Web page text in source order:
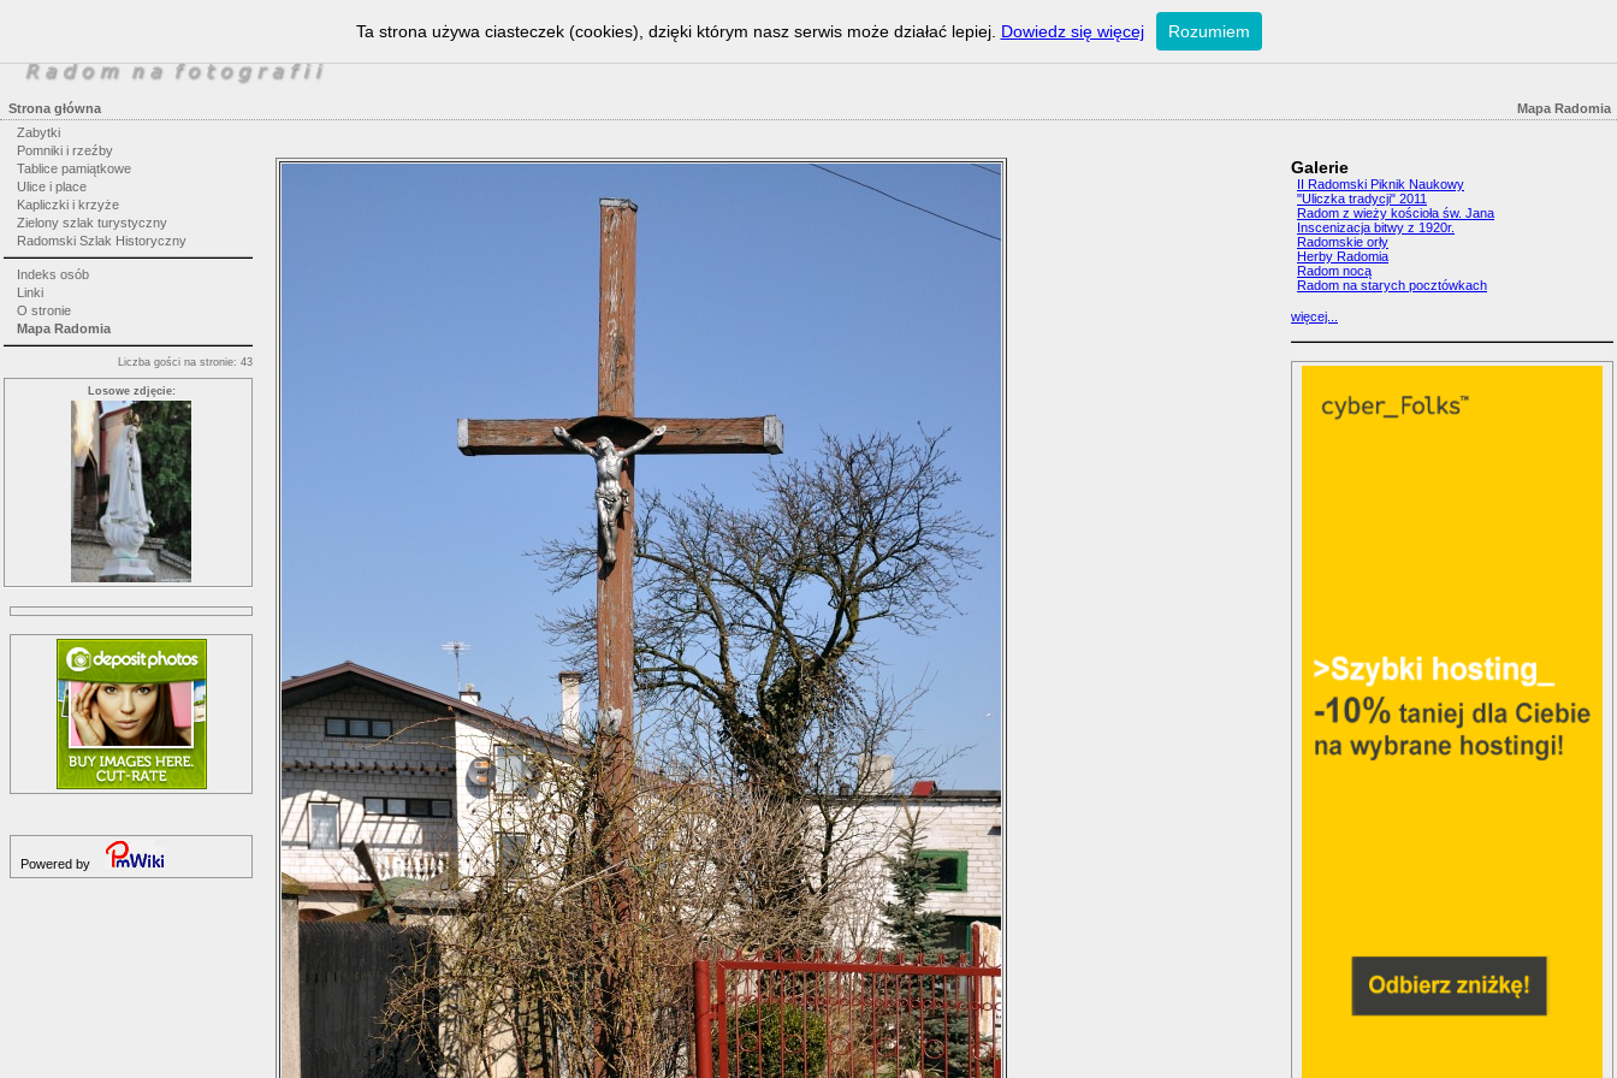
Mapa Radomia
Strona główna
Zabytki
Pomniki i rzeźby
Tablice pamiątkowe
Ulice i place
Kapliczki i krzyże
Zielony szlak turystyczny
Radomski Szlak Historyczny
Indeks osób
Linki
O stronie
Mapa Radomia
Liczba gości na stronie: 43
Losowe zdjęcie:
Powered by
Galerie
II Radomski Piknik Naukowy
"Uliczka tradycji" 2011
Radom z wieży kościoła św. Jana
Inscenizacja bitwy z 1920r.
Radomskie orły
Herby Radomia
Radom nocą
Radom na starych pocztówkach
więcej...
Ta strona używa ciasteczek (cookies), dzięki którym nasz serwis może działać lepiej. Dowiedz się więcej Rozumiem